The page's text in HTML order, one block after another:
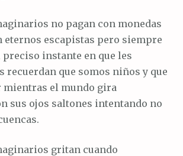
no pagan con monedas
eternos escapistas pero siempre
preciso instante en que les
recuerdan que somos niños y que
mientras el mundo gira
sus ojos saltones intentando no
gritan cuando